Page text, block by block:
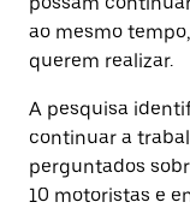
ao mesmo
querem realizar.
A pesquisa
continuar a
perguntados
10 motoristas e